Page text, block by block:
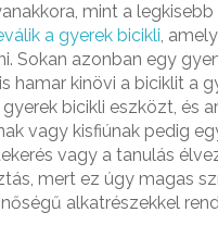
mint a
a gyerek bicikli,
Sokan azonban egy
hamar kinövi a biciklit a
bicikli eszközt, és
vagy kisfiúnak pedig
vagy a tanulás
mert ez úgy magas
alkatrészekkel